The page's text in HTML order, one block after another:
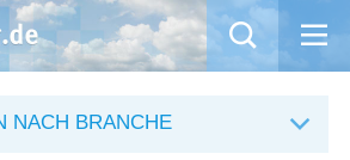
NACH BRANCHE